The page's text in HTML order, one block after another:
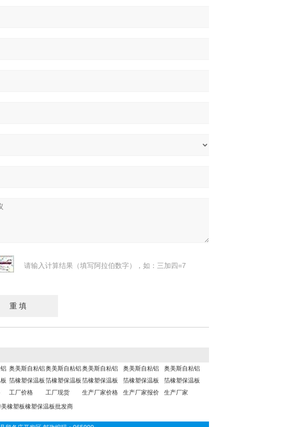
请输入计算结果（填写阿拉伯数字），如：三加四=7
奥美斯自粘铝
箔橡塑保温板
工厂价格
奥美斯自粘铝
箔橡塑保温板
工厂现货
奥美斯自粘铝
箔橡塑保温板
生产厂家价格
奥美斯自粘铝
箔橡塑保温板
生产厂家报价
奥美斯自粘铝
箔橡塑保温板
生产厂家
橡塑板橡塑保温板批发商